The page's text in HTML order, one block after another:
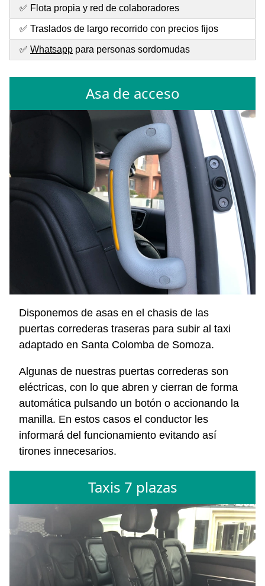
✅ Flota propia y red de colaboradores
✅ Traslados de largo recorrido con precios fijos
✅ Whatsapp para personas sordomudas
Asa de acceso
Disponemos de asas en el chasis de las
puertas correderas traseras para subir al taxi
adaptado en Santa Colomba de Somoza.
Algunas de nuestras puertas correderas son
eléctricas, con lo que abren y cierran de forma
automática pulsando un botón o accionando la
manilla. En estos casos el conductor les
informará del funcionamiento evitando así
tirones innecesarios.
Taxis 7 plazas